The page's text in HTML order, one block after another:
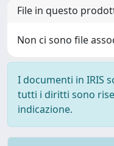
File in questo
Non ci sono file
I documenti in IRIS
tutti i diritti sono
indicazione.